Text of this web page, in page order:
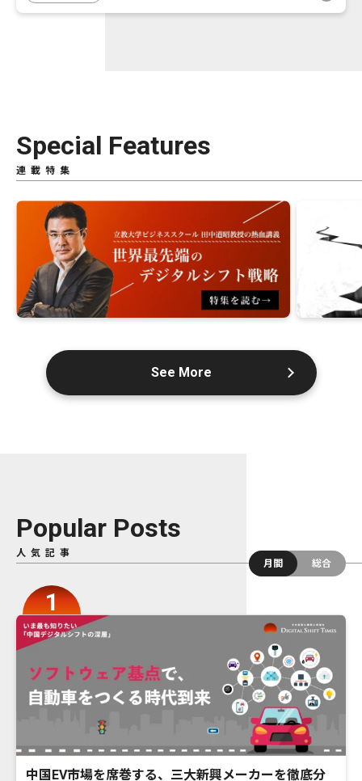
Special Features
連載特集
See More
Popular Posts
人気記事
月間
総合
中国EV市場を席巻する、三大新興メーカーを徹底分